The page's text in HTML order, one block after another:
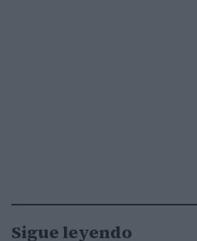
Sigue leyendo